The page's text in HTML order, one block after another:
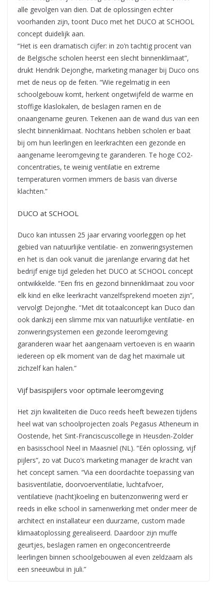
alle gevolgen van dien. Dat de oplossingen echter
voorhanden zijn, toont Duco met het DUCO at SCHOOL
concept duidelijk aan.
“Het is een dramatisch cijfer: in zo’n tachtig procent van
de Belgische scholen heerst een slecht binnenklimaat”,
drukt Hendrik Dejonghe, marketing manager bij Duco ons
met de neus op de feiten. “Wie regelmatig in een
schoolgebouw komt, herkent ongetwijfeld de warme en
stoffige klaslokalen, de beslagen ramen en de
onaangename geuren. Tekenen aan de wand dus van een
slecht binnenklimaat. Nochtans hebben scholen er baat
bij om hun leerlingen en leerkrachten een gezonde en
aangename leeromgeving te garanderen. Te hoge CO2-
concentraties, te weinig ventilatie en extreme
temperaturen vormen immers de basis van diverse
klachten.”
DUCO at SCHOOL
Duco kan intussen 25 jaar ervaring voorleggen op het
gebied van natuurlijke ventilatie- en zonweringsystemen
en het is dan ook vanuit die jarenlange ervaring dat het
bedrijf enige tijd geleden het DUCO at SCHOOL concept
ontwikkelde. “Een fris en gezond binnenklimaat zou voor
elk kind en elke leerkracht vanzelfsprekend moeten zijn”,
vervolgt Dejonghe. “Met dit totaalconcept kan Duco dan
ook dankzij een slimme mix van natuurlijke ventilatie- en
zonweringsystemen een gezonde leeromgeving
garanderen waar het aangenaam vertoeven is en waarin
iedereen op elk moment van de dag het maximale uit
zichzelf kan halen.”
Vijf basispijlers voor optimale leeromgeving
Het zijn kwaliteiten die Duco reeds heeft bewezen tijdens
heel wat van schoolprojecten zoals Pegasus Atheneum in
Oostende, het Sint-Franciscuscollege in Heusden-Zolder
en basisschool Neel in Maasniel (NL). “Eén oplossing, vijf
pijlers”, zo vat Duco’s marketing manager de kracht van
het concept samen. “Via een doordachte toepassing van
basisventilatie, doorvoerventilatie, luchtafvoer,
ventilatieve (nacht)koeling en buitenzonwering werd er
reeds in elke school in samenwerking met onder meer de
architect en installateur een duurzame, custom made
klimaatoplossing gerealiseerd. Daardoor zijn muffe
geurtjes, beslagen ramen en ongeconcentreerde
leerlingen binnen schoolgebouwen al even zeldzaam als
een sneeuwbui in juli.”